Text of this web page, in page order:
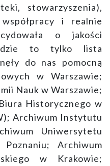
stowarzyszenia),
i realnie
o jakości
to tylko lista
do nas pomocną
w Warszawie;
Nauk w Warszawie;
Historycznego w
Archiwum Instytutu
Uniwersytetu
Archiwum
w Krakowie;